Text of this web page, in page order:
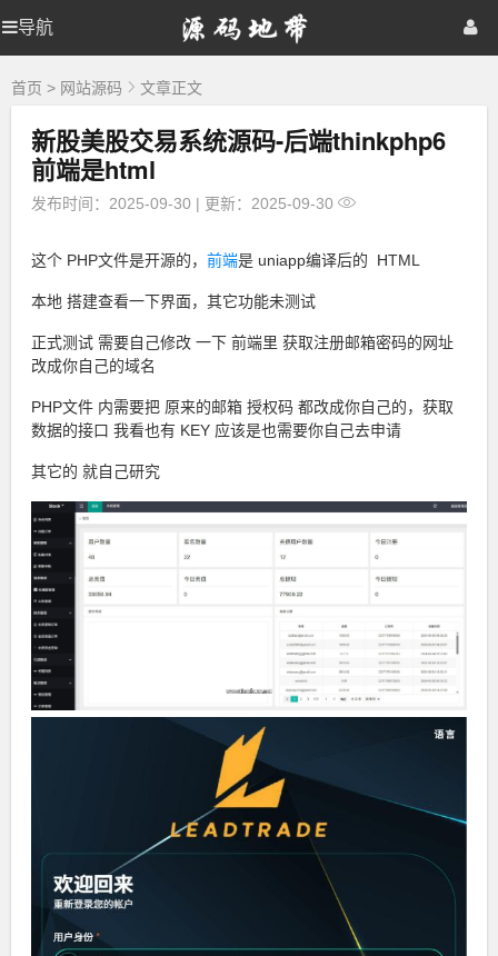
导航
源
码
带
源
码
首页 网站源码
棋牌源码
首页 > 网站源码 文章正文
新股美股交易系统源码-后端thinkphp6
前端是html
发布时间：2025-09-30 | 更新：2025-09-30
这个 PHP文件是开源的， 前端是 uniapp编译后的 HTML
本地 搭建查看一下界面，其它功能未测试
正式测试 需要自己修改 一下 前端里 获取注册邮箱密码的网址
改成你自己的域名
PHP文件 内需要把 原来的邮箱 授权码 都改成你自己的，获取
数据的接口 我看也有 KEY 应该是也需要你自己去申请
其它的 就自己研究